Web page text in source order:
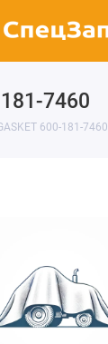
7460
600-181-7460